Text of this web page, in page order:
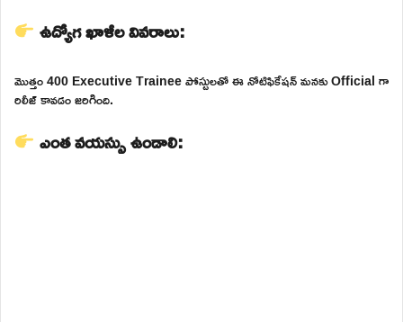
ఉద్యోగ ఖాళీల వివరాలు:
మొత్తం 400 Executive Trainee పోస్టులతో ఈ నోటిఫికేషన్ మనకు Official గా
రిలీజ్ కావడం జరిగింది.
ఎంత వయస్సు ఉండాలి: